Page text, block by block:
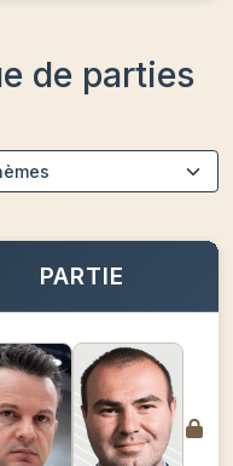
de parties
PARTIE